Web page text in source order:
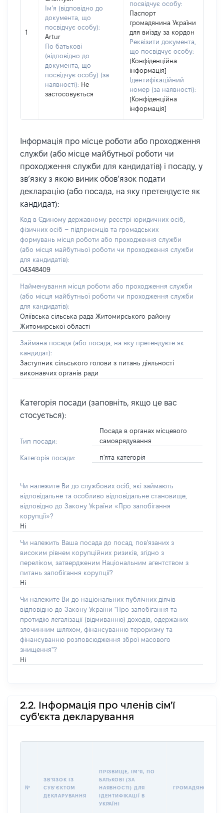
1
Ім’я (відповідно до
документа, що
посвідчує особу):
Artur
По батькові
(відповідно до
документа, що
посвідчує особу) (за
наявності): Не
застосовується
посвідчує особу:
Паспорт
громадянина України
для виїзду за кордон
Реквізити документа,
що посвідчує особу:
[Конфіденційна
інформація]
Ідентифікаційний
номер (за наявності):
[Конфіденційна
інформація]
Інформація про місце роботи або проходження
служби (або місце майбутньої роботи чи
проходження служби для кандидатів) і посаду, у
зв’язку з якою виник обов’язок подати
декларацію (або посада, на яку претендуєте як
кандидат):
Код в Єдиному державному реєстрі юридичних осіб,
фізичних осіб – підприємців та громадських
формувань місця роботи або проходження служби
(або місця майбутньої роботи чи проходження служби
для кандидатів):
04348409
Найменування місця роботи або проходження служби
(або місця майбутньої роботи чи проходження служби
для кандидатів):
Оліївська сільська рада Житомирського району
Житомирської області
Займана посада (або посада, на яку претендуєте як
кандидат):
Заступник сільського голови з питань діяльності
виконавчих органів ради
Категорія посади (заповніть, якщо це вас
стосується):
Тип посади:
Посада в органах місцевого
самоврядування
Категорія посади: п'ята категорія
Чи належите Ви до службових осіб, які займають
відповідальне та особливо відповідальне становище,
відповідно до Закону України «Про запобігання
корупції»?
Ні
Чи належить Ваша посада до посад, пов'язаних з
високим рівнем корупційних ризиків, згідно з
переліком, затвердженим Національним агентством з
питань запобігання корупції?
Ні
Чи належите Ви до національних публічних діячів
відповідно до Закону України "Про запобігання та
протидію легалізації (відмиванню) доходів, одержаних
злочинним шляхом, фінансуванню тероризму та
фінансуванню розповсюдження зброї масового
знищення"?
Ні
2.2. Інформація про членів сім'ї
суб'єкта декларування
№
ЗВʼЯЗОК ІЗ
СУБʼЄКТОМ
ДЕКЛАРУВАННЯ
ПРІЗВИЩЕ, ІМʼЯ, ПО
БАТЬКОВІ (ЗА
НАЯВНОСТІ) ДЛЯ
ІДЕНТИФІКАЦІЇ В
УКРАЇНІ
ГРОМАДЯНСТВО